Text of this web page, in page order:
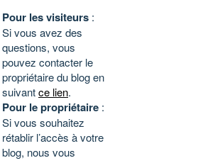
Pour les visiteurs :
Si vous avez des
questions, vous
pouvez contacter le
propriétaire du blog en
suivantce lien.
Pour le propriétaire :
Si vous souhaitez
rétablir l’accès à votre
blog, nous vous